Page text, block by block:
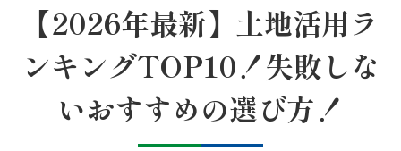
【2026年最新】土地活用ラ
ンキングTOP10！失敗しな
いおすすめの選び方！